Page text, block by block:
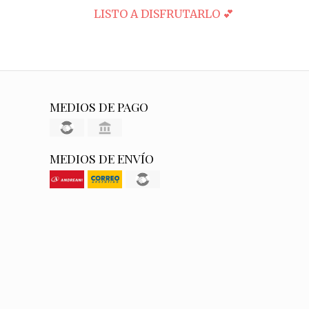
LISTO A DISFRUTARLO 💕
MEDIOS DE PAGO
MEDIOS DE ENVÍO